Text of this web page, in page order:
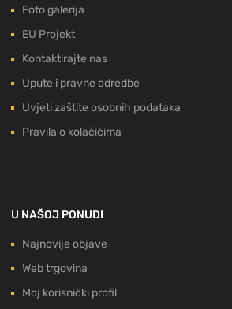
Foto galerija
EU Projekt
Kontaktirajte nas
Upute i pravne odredbe
Uvjeti zaštite osobnih podataka
Pravila o kolačićima
U NAŠOJ PONUDI
Najnovije objave
Web trgovina
Moj korisnički profil